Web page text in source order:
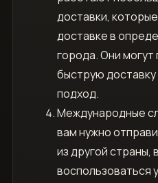
доставки,
доставке в
города. Они
быструю
подход.
Международные
вам нужно
из другой страны,
воспользоваться